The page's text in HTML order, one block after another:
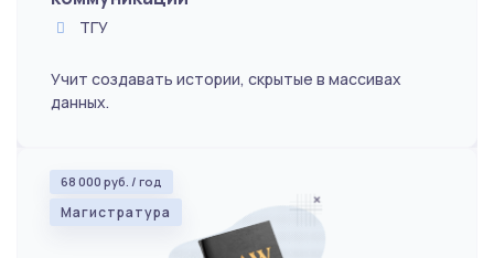
ТГУ
Учит создавать истории, скрытые в массивах
данных.
68 000 руб. / год
Магистратура